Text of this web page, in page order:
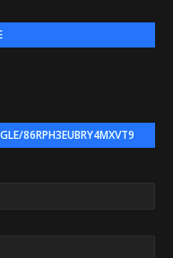
86RPH3EUBRY4MXVT9